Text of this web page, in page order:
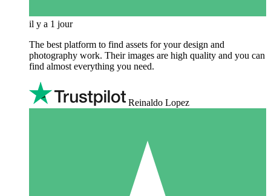
il y a 1 jour
The best platform to find assets for your design and
photography work. Their images are high quality and you can
find almost everything you need.
Reinaldo Lopez